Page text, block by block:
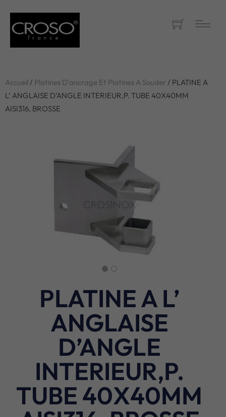
Accueil / Platines D'ancrage Et Platines A Souder/ PLATINE A
L’ ANGLAISE D’ANGLE INTERIEUR,P. TUBE 40X40MM
AISI316, BROSSE
PLATINE A L’
ANGLAISE
D’ANGLE
INTERIEUR,P.
TUBE 40X40MM